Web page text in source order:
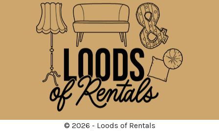
© 2026 - Loods of Rentals